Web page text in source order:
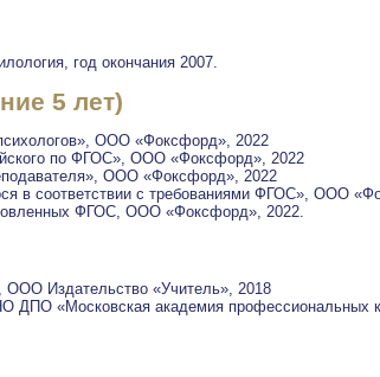
год окончания 2007.
5 лет)
ООО «Фоксфорд», 2022
по ФГОС», ООО «Фоксфорд», 2022
ООО «Фоксфорд», 2022
в соответствии с требованиями ФГОС», ООО
ФГОС, ООО «Фоксфорд», 2022.
ООО Издательство «Учитель», 2018
ДПО «Московская академия профессиональных